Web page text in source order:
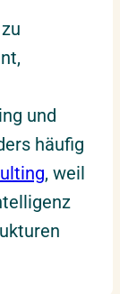
und
häufig
, weil